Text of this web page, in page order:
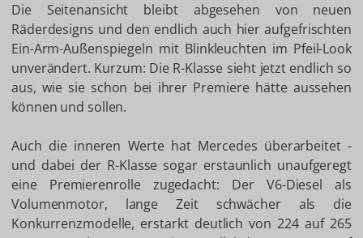
Die Seitenansicht bleibt abgesehen von neuen
Räderdesigns und den endlich auch hier aufgefrischten
Ein-Arm-Außenspiegeln mit Blinkleuchten im Pfeil-Look
unverändert. Kurzum: Die R-Klasse sieht jetzt endlich so
aus, wie sie schon bei ihrer Premiere hätte aussehen
können und sollen.
Auch die inneren Werte hat Mercedes überarbeitet -
und dabei der R-Klasse sogar erstaunlich unaufgeregt
eine Premierenrolle zugedacht: Der V6-Diesel als
Volumenmotor, lange Zeit schwächer als die
Konkurrenzmodelle, erstarkt deutlich von 224 auf 265